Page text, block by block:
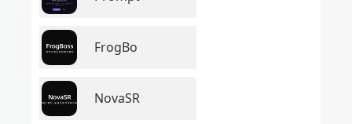
FrogBo
NovaSR